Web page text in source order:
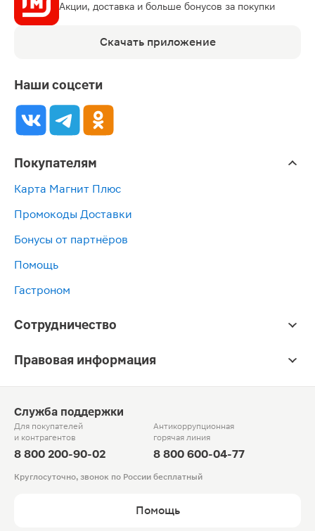
Акции, доставка и больше бонусов за покупки
Скачать приложение
Наши соцсети
Покупателям
Карта Магнит Плюс
Промокоды Доставки
Бонусы от партнёров
Помощь
Гастроном
Сотрудничество
Правовая информация
Служба поддержки
Для покупателей
и контрагентов
8 800 200-90-02
Антикоррупционная
горячая линия
8 800 600-04-77
Круглосуточно, звонок по России бесплатный
Помощь